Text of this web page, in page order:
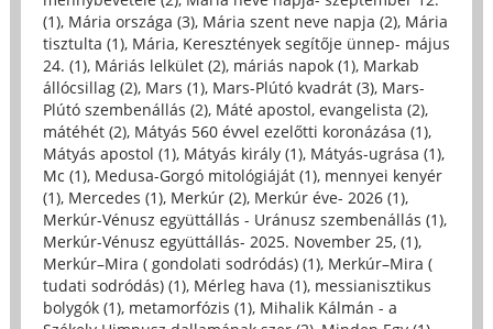
(1), Mária országa (3), Mária szent neve napja (2), Mária
tisztulta (1), Mária, Keresztények segítője ünnep- május
24. (1), Máriás lelkület (2), máriás napok (1), Markab
állócsillag (2), Mars (1), Mars-Plútó kvadrát (3), Mars-
Plútó szembenállás (2), Máté apostol, evangelista (2),
mátéhét (2), Mátyás 560 évvel ezelőtti koronázása (1),
Mátyás apostol (1), Mátyás király (1), Mátyás-ugrása (1),
Mc (1), Medusa-Gorgó mitológiáját (1), mennyei kenyér
(1), Mercedes (1), Merkúr (2), Merkúr éve- 2026 (1),
Merkúr-Vénusz együttállás - Uránusz szembenállás (1),
Merkúr-Vénusz együttállás- 2025. November 25, (1),
Merkúr–Mira ( gondolati sodródás) (1), Merkúr–Mira (
tudati sodródás) (1), Mérleg hava (1), messianisztikus
bolygók (1), metamorfózis (1), Mihalik Kálmán - a